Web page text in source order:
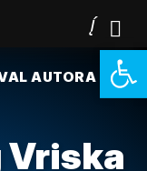
AUTORA